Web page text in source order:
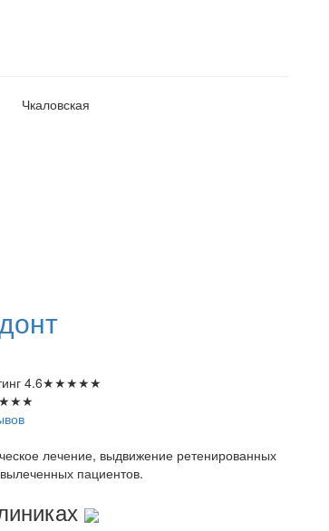
Чкаловская
4.6★★★★★
★★★
лечение, выдвижение ретенированных
пациентов.